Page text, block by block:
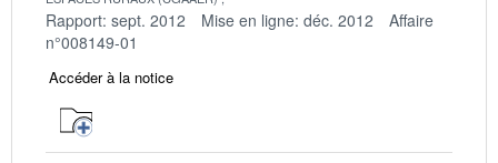
Rapport: sept. 2012 Mise en ligne: déc. 2012
Affaire
n°008149-01
Accéder à la notice